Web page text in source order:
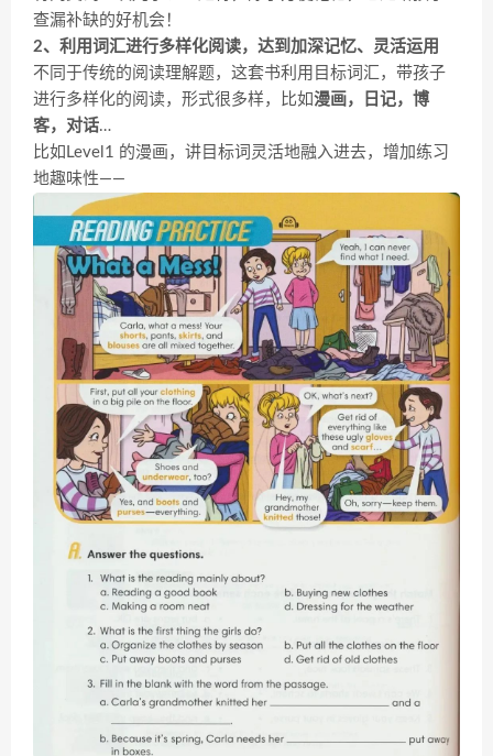
查漏补缺的好机会！
2、利用词汇进行多样化阅读，达到加深记忆、灵活运用
不同于传统的阅读理解题，这套书利用目标词汇，带孩子
进行多样化的阅读，形式很多样，比如漫画，日记，博
客，对话…
比如Level1 的漫画，讲目标词灵活地融入进去，增加练习
地趣味性——